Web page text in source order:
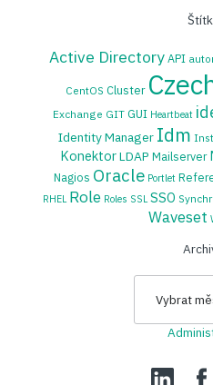
Active DirectoryAPI
CentOS Cluster
Exchange GIT GUI Heartbeat
Identity Manager Idm
KonektorLDAP Mailserver
Nagios Oracle Portlet
RHEL Role Roles SSL SSO
Waveset
LinedIn